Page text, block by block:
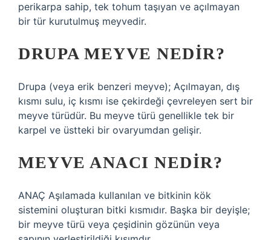
perikarpa sahip, tek tohum taşıyan ve açılmayan
bir tür kurutulmuş meyvedir.
DRUPA MEYVE NEDIR?
Drupa (veya erik benzeri meyve); Açılmayan, dış
kısmı sulu, iç kısmı ise çekirdeği çevreleyen sert bir
meyve türüdür. Bu meyve türü genellikle tek bir
karpel ve üstteki bir ovaryumdan gelişir.
MEYVE ANACI NEDIR?
ANAÇ Aşılamada kullanılan ve bitkinin kök
sistemini oluşturan bitki kısmıdır. Başka bir deyişle;
bir meyve türü veya çeşidinin gözünün veya